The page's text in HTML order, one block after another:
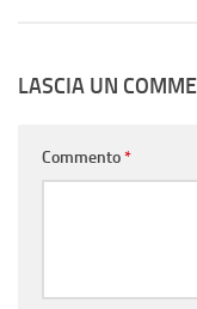
LASCIA UN
Commento*